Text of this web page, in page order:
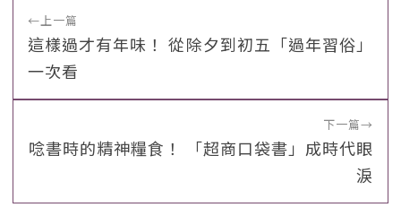
←上一篇
這樣過才有年味！ 從除夕到初五「過年習俗」
一次看
下一篇→
唸書時的精神糧食！ 「超商口袋書」成時代眼
淚